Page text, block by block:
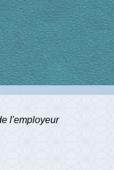
l'employeur